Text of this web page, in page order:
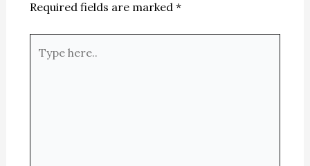
Required fields are marked *
here..